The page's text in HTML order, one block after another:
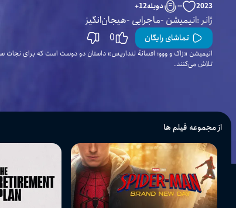
2023
-- دوبله12
+
ژانر :انیمیشن ماجرایی هیجان‌انگیز
تماشای رایگان 0
انیمیشن «زاک و ووو: افسانهٔ لنداریس» داستان دو دوست است که برای نجات
تلاش می‌کنند.
از مجموعه فیلم ها